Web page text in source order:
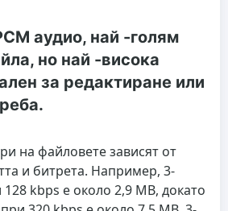
аудио, най -голям
но най -висока
за редактиране или
на файловете зависят от
и битрета. Например, 3-
kbps е около 2,9 MB, докато